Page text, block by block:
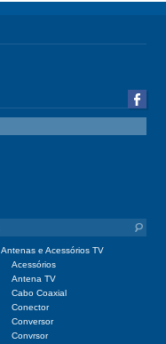
Antenas e Acessórios TV
Acessórios
Antena TV
Cabo Coaxial
Conector
Conversor
Convrsor